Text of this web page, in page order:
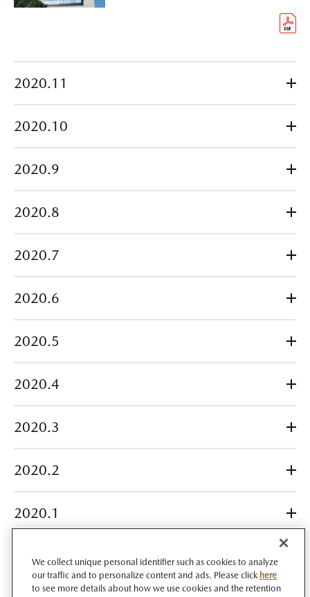
2020.11
2020.10
2020.9
2020.8
2020.7
2020.6
2020.5
2020.4
2020.3
2020.2
2020.1
We collect unique personal identifier such as cookies to analyze
our traffic and to personalize content and ads. Please click here
to see more details about how we use cookies and the retention